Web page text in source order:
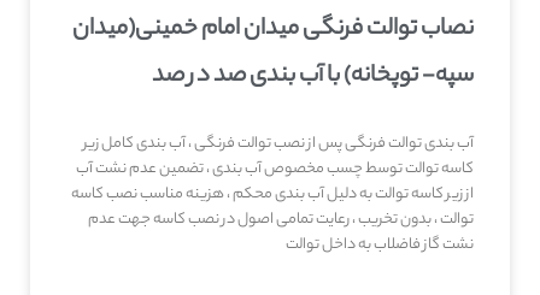
نصاب توالت فرنگی میدان امام خمینی(میدان
سپه- توپخانه) با آب بندی صد در صد
آب بندی توالت فرنگی پس از نصب توالت فرنگی ، آب بندی کامل زیر
کاسه توالت توسط چسب مخصوص آب بندی ، تضمین عدم نشت آب
از زیر کاسه توالت به دلیل آب بندی محکم ، هزینه مناسب نصب کاسه
توالت ، بدون تخریب ، رعایت تمامی اصول در نصب کاسه جهت عدم
نشت گاز فاضلاب به داخل توالت